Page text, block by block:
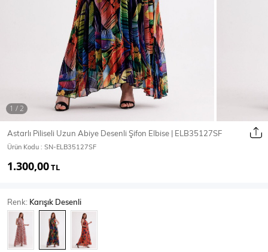
Mont & Kaban Yağmurluk
T-Shirt
Body
Astarlı Piliseli Uzun Abiye Desenli Şifon Elbise | ELB35127SF
Ürün Kodu : SN-ELB35127SF
1.300,00TL
Renk: Karışık Desenli